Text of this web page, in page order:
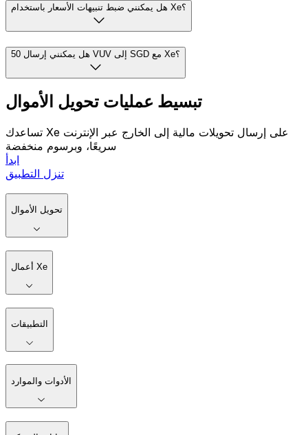
هل يمكنني ضبط تنبيهات الأسعار باستخدام Xe؟
هل يمكنني إرسال 50 VUV إلى SGD مع Xe؟
تبسيط عمليات تحويل الأموال
تساعدك Xe على إرسال تحويلات مالية إلى الخارج عبر الإنترنت
سريعًا، وبرسوم منخفضة
ابدأ
تنزل التطبيق
تحويل الأموال
أعمال Xe
التطبيقات
الأدوات والموارد